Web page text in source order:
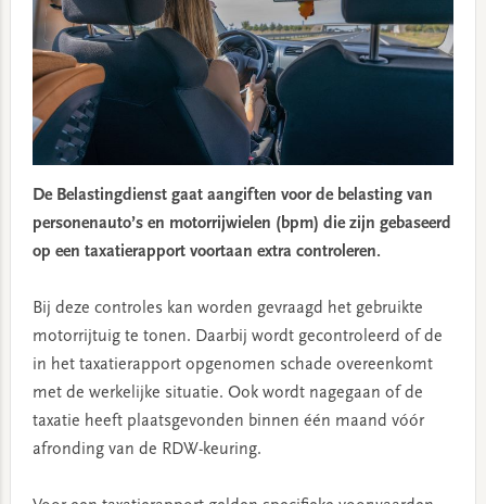
De Belastingdienst gaat aangiften voor de belasting van
personenauto’s en motorrijwielen (bpm) die zijn gebaseerd
op een taxatierapport voortaan extra controleren.
Bij deze controles kan worden gevraagd het gebruikte
motorrijtuig te tonen. Daarbij wordt gecontroleerd of de
in het taxatierapport opgenomen schade overeenkomt
met de werkelijke situatie. Ook wordt nagegaan of de
taxatie heeft plaatsgevonden binnen één maand vóór
afronding van de RDW-keuring.